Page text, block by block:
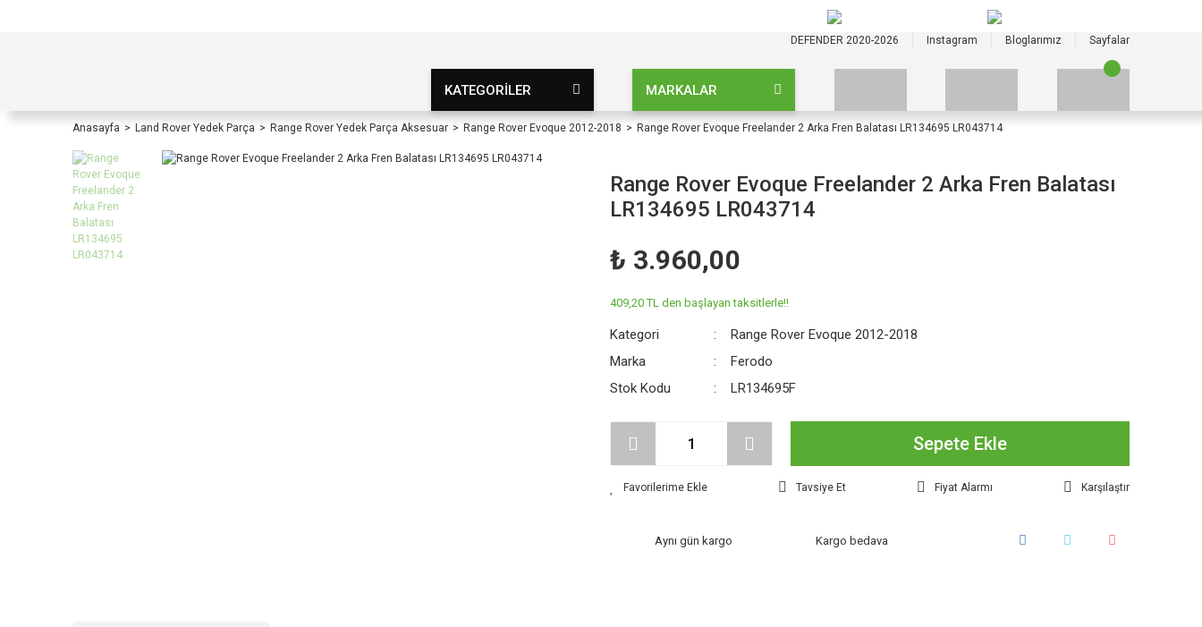
DEFENDER 2020-2026 Instagram Bloglarımız Sayfalar
KATEGORİLER MARKALAR
Anasayfa Land Rover Yedek Parça Range Rover Yedek Parça Aksesuar Range Rover Evoque 2012-2018 Range Rover Evoque Freelander 2 Arka Fren Balatası LR134695 LR043714
Range Rover Evoque Freelander 2 Arka Fren Balatası
LR134695 LR043714
₺ 3.960,00
409,20 TL den başlayan taksitlerle!!
Kategori
Range Rover Evoque 2012-2018
Marka
Ferodo
Stok Kodu
LR134695F
Sepete Ekle
Tavsiye Et Fiyat Alarmı Karşılaştır
Aynı gün kargo Kargo bedava